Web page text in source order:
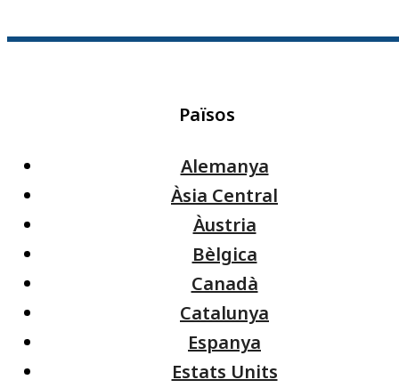
Països
Alemanya
Àsia Central
Àustria
Bèlgica
Canadà
Catalunya
Espanya
Estats Units